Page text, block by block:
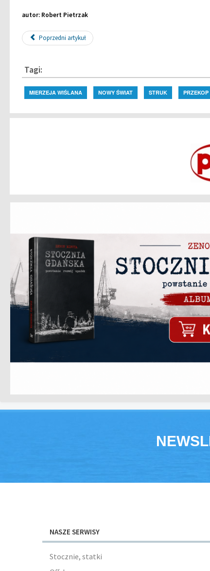
autor: Robert Pietrzak
Poprzedni artykuł
Tagi:
MIERZEJA WIŚLANA NOWY ŚWIAT STRUK PRZEKOP
NASZE SERWISY
Stocznie, statki